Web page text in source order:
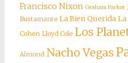
Francisco Nixon Graham Parker
Bustamante La Bien Querida La
Cohen Lloyd Cole Los
Almond Nacho Vegas